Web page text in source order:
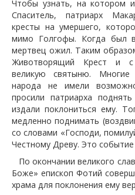
Чтобы узнать, на котором
Спаситель, патриарх
кресты на умершего,
мимо Голгофы. Когда был
мертвец ожил. Таким
Животворящий Крест и с
великую святыню. Многие
народа не имели
просили патриарха
издали поклониться ему.
медленно поднимать
со словами «Господи,
Честному Древу. Это
По окончании великого
Боже» епископ Фотий
храма для поклонения ему